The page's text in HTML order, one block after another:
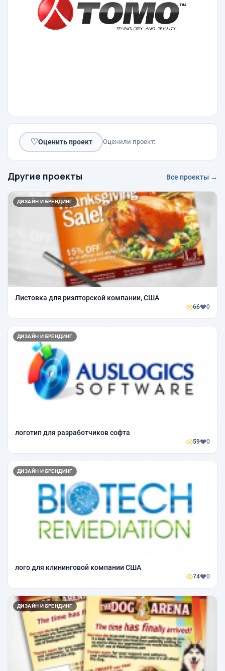
♡Оценить проект Оценили проект:
Другие проекты Все проекты →
ДИЗАЙН И БРЕНДИНГ
Листовка для риэлторской компании, США
66 0
ДИЗАЙН И БРЕНДИНГ
логотип для разработчиков софта
59 0
ДИЗАЙН И БРЕНДИНГ
лого для клининговой компании США
74 0
ДИЗАЙН И БРЕНДИНГ